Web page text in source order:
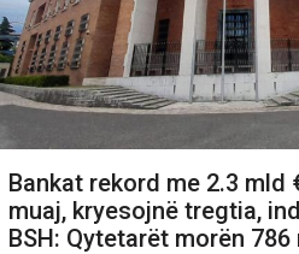
Bankat rekord me 2.3 mld
muaj, kryesojnë tregtia,
BSH: Qytetarët morën 786